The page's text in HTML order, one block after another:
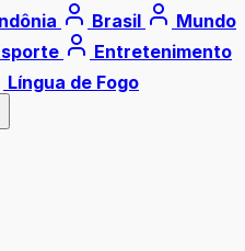
Brasil
Mundo
Entretenimento
Língua de Fogo